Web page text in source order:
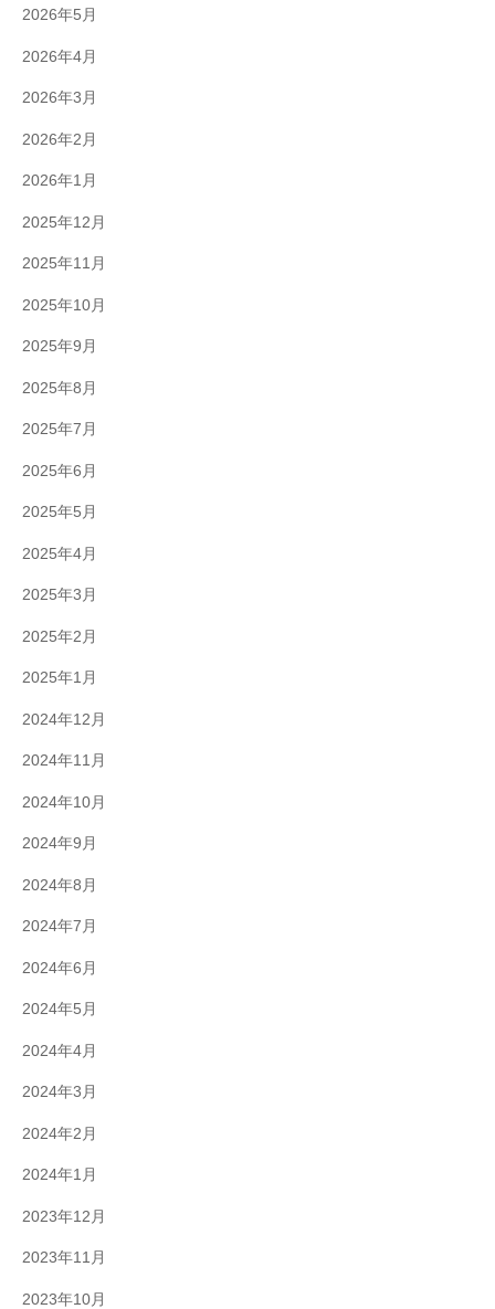
2026年5月
2026年4月
2026年3月
2026年2月
2026年1月
2025年12月
2025年11月
2025年10月
2025年9月
2025年8月
2025年7月
2025年6月
2025年5月
2025年4月
2025年3月
2025年2月
2025年1月
2024年12月
2024年11月
2024年10月
2024年9月
2024年8月
2024年7月
2024年6月
2024年5月
2024年4月
2024年3月
2024年2月
2024年1月
2023年12月
2023年11月
2023年10月